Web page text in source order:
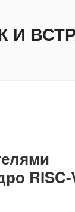
И
RISC-